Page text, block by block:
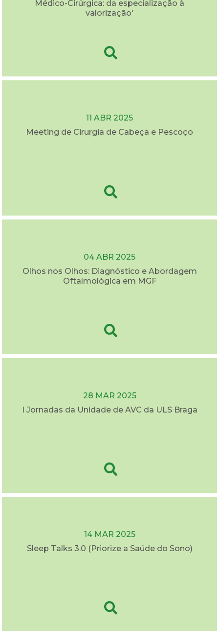
Médico-Cirúrgica: da especialização à
valorização'
11 ABR 2025
Meeting de Cirurgia de Cabeça e Pescoço
04 ABR 2025
Olhos nos Olhos: Diagnóstico e Abordagem
Oftalmológica em MGF
28 MAR 2025
I Jornadas da Unidade de AVC da ULS Braga
14 MAR 2025
Sleep Talks 3.0 (Priorize a Saúde do Sono)